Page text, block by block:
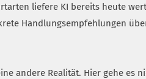
liefere KI bereits heute
Handlungsempfehlungen
andere Realität. Hier gehe